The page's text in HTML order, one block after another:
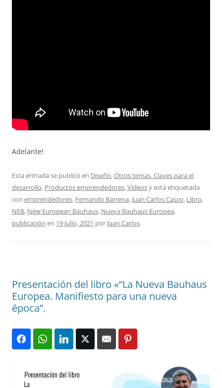
Adelante!
Esta entrada se publicó en Diseño,Otros temas. Claves para el
desarrollo, Productos emprendedores,Vídeosy está etiquetada
con emprendedorex, Fernando Barrena, Juan Carlos Casco, Libro,
NEB, New European Bauhaus, Nueva Bauhaus Europea,
publicación en 19 julio, 2021 por Juan Carlos.
Presentación del libro «“La Nueva Bauhaus
Europea. Manifiesto para una nueva
época”.